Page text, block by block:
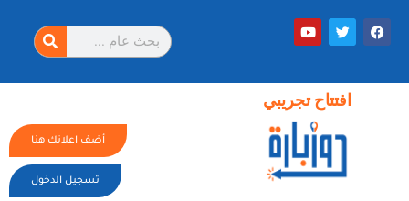
أضف اعلانك هنا
تسجيل الدخول
افتتاح تجريبي